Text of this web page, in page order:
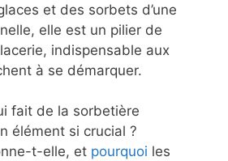
et des sorbets d’une
elle est un pilier de
indispensable aux
à se démarquer.
fait de la sorbetière
élément si crucial ?
t-elle, et pourquoi les